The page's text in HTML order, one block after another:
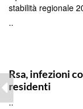
stabilità regionale
..
Rsa, infezioni
residenti
..